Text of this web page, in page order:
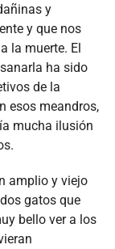
y
y que nos
la muerte. El
ha sido
de la
esos meandros,
mucha ilusión
amplio y viejo
gatos que
bello ver a los